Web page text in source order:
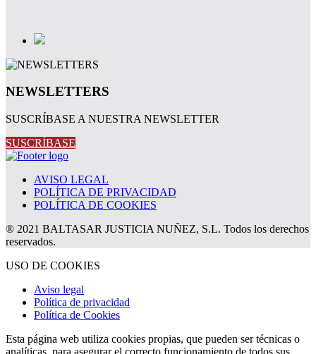
NEWSLETTERS
SUSCRÍBASE A NUESTRA NEWSLETTER
SUSCRÍBASE
AVISO LEGAL
POLÍTICA DE PRIVACIDAD
POLÍTICA DE COOKIES
® 2021 BALTASAR JUSTICIA NUÑEZ, S.L. Todos los derechos
reservados.
USO DE COOKIES
Aviso legal
Política de privacidad
Política de Cookies
Esta página web utiliza cookies propias, que pueden ser técnicas o
analíticas, para asegurar el correcto funcionamiento de todos sus